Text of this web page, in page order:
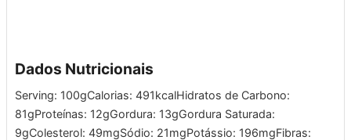
Dados Nutricionais
Serving: 100gCalorias: 491kcalHidratos de Carbono:
81gProteínas: 12gGordura: 13gGordura Saturada:
9gColesterol: 49mgSódio: 21mgPotássio: 196mgFibras: